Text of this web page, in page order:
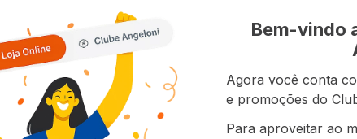
Corporal NEUTROGENA® Body Care Intensive
poderosos e textura ultraleve, hidrata com alta fixação
comprou também
Bem-vindo
Agora você conta
e promoções do
Para aproveitar ao